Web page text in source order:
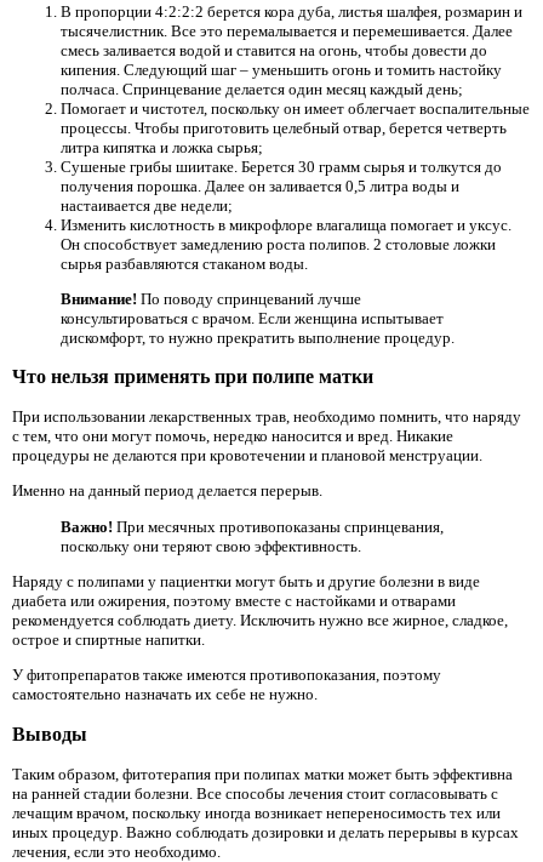
В пропорции 4:2:2:2 берется кора дуба, листья шалфея, розмарин и
тысячелистник. Все это перемалывается и перемешивается. Далее
смесь заливается водой и ставится на огонь, чтобы довести до
кипения. Следующий шаг – уменьшить огонь и томить настойку
полчаса. Спринцевание делается один месяц каждый день;
Помогает и чистотел, поскольку он имеет облегчает воспалительные
процессы. Чтобы приготовить целебный отвар, берется четверть
литра кипятка и ложка сырья;
Сушеные грибы шиитаке. Берется 30 грамм сырья и толкутся до
получения порошка. Далее он заливается 0,5 литра воды и
настаивается две недели;
Изменить кислотность в микрофлоре влагалища помогает и уксус.
Он способствует замедлению роста полипов. 2 столовые ложки
сырья разбавляются стаканом воды.
Внимание! По поводу спринцеваний лучше
консультироваться с врачом. Если женщина испытывает
дискомфорт, то нужно прекратить выполнение процедур.
Что нельзя применять при полипе матки
При использовании лекарственных трав, необходимо помнить, что наряду
с тем, что они могут помочь, нередко наносится и вред. Никакие
процедуры не делаются при кровотечении и плановой менструации.
Именно на данный период делается перерыв.
Важно! При месячных противопоказаны спринцевания,
поскольку они теряют свою эффективность.
Наряду с полипами у пациентки могут быть и другие болезни в виде
диабета или ожирения, поэтому вместе с настойками и отварами
рекомендуется соблюдать диету. Исключить нужно все жирное, сладкое,
острое и спиртные напитки.
У фитопрепаратов также имеются противопоказания, поэтому
самостоятельно назначать их себе не нужно.
Выводы
Таким образом, фитотерапия при полипах матки может быть эффективна
на ранней стадии болезни. Все способы лечения стоит согласовывать с
лечащим врачом, поскольку иногда возникает непереносимость тех или
иных процедур. Важно соблюдать дозировки и делать перерывы в курсах
лечения, если это необходимо.